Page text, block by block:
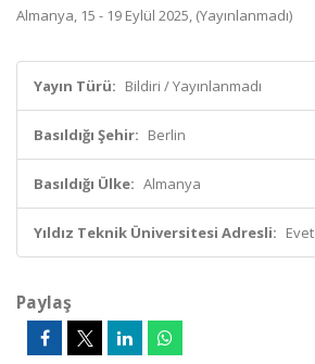
Almanya, 15 - 19 Eylül 2025, (Yayınlanmadı)
Yayın Türü: Bildiri / Yayınlanmadı
Basıldığı Şehir: Berlin
Basıldığı Ülke: Almanya
Yıldız Teknik Üniversitesi Adresli: Evet
Paylaş